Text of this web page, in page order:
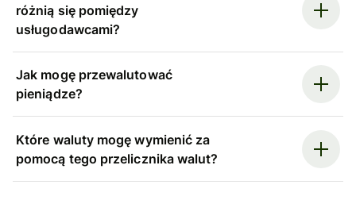
różnią się pomiędzy
usługodawcami?
Jak mogę przewalutować
pieniądze?
Które waluty mogę wymienić za
pomocą tego przelicznika walut?